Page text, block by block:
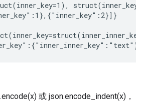
或 json.encode_indent(x)，